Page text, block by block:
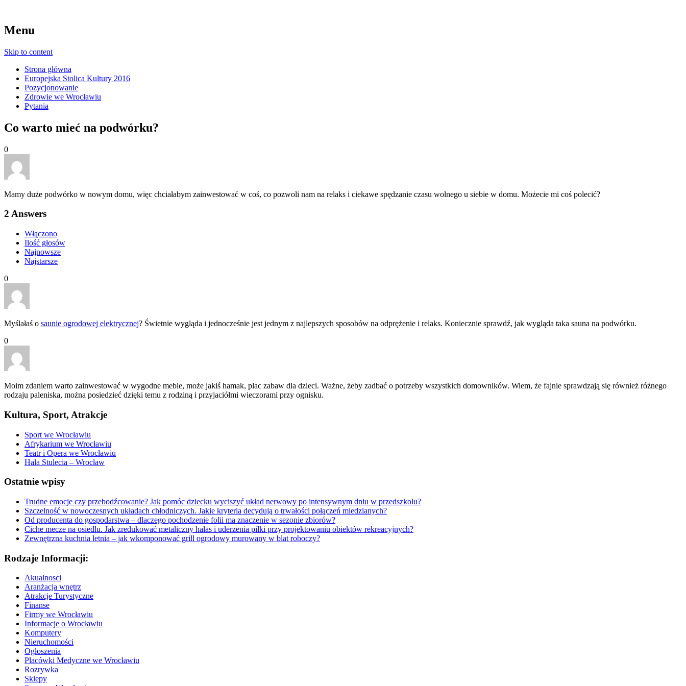
Menu
Skip to content
Strona główna
Europejska Stolica Kultury 2016
Pozycjonowanie
Zdrowie we Wrocławiu
Pytania
Co warto mieć na podwórku?
0
Mamy duże podwórko w nowym domu, więc chciałabym zainwestować w coś, co pozwoli nam na relaks i ciekawe spędzanie czasu wolnego u siebie w domu. Możecie mi coś polecić?
2 Answers
Włączono
Ilość głosów
Najnowsze
Najstarsze
0
Myślałaś o saunie ogrodowej elektrycznej? Świetnie wygląda i jednocześnie jest jednym z najlepszych sposobów na odprężenie i relaks. Koniecznie sprawdź, jak wygląda taka sauna na podwórku.
0
Moim zdaniem warto zainwestować w wygodne meble, może jakiś hamak, plac zabaw dla dzieci. Ważne, żeby zadbać o potrzeby wszystkich domowników. Wiem, że fajnie sprawdzają się również różnego
rodzaju paleniska, można posiedzieć dzięki temu z rodziną i przyjaciółmi wieczorami przy ognisku.
Kultura, Sport, Atrakcje
Sport we Wrocławiu
Afrykarium we Wrocławiu
Teatr i Opera we Wrocławiu
Hala Stulecia – Wrocław
Ostatnie wpisy
Trudne emocje czy przebodźcowanie? Jak pomóc dziecku wyciszyć układ nerwowy po intensywnym dniu w przedszkolu?
Szczelność w nowoczesnych układach chłodniczych. Jakie kryteria decydują o trwałości połączeń miedzianych?
Od producenta do gospodarstwa – dlaczego pochodzenie folii ma znaczenie w sezonie zbiorów?
Ciche mecze na osiedlu. Jak zredukować metaliczny hałas i uderzenia piłki przy projektowaniu obiektów rekreacyjnych?
Zewnętrzna kuchnia letnia – jak wkomponować grill ogrodowy murowany w blat roboczy?
Rodzaje Informacji:
Akualnosci
Aranżacja wnętrz
Atrakcje Turystyczne
Finanse
Firmy we Wrocławiu
Informacje o Wrocławiu
Komputery
Nieruchomości
Ogłoszenia
Placówki Medyczne we Wrocławiu
Rozrywka
Sklepy